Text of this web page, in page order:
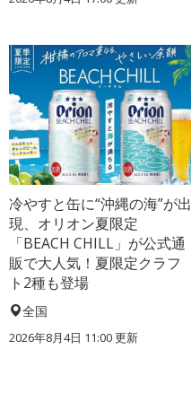
冷やすと缶に“沖縄の海”が出
現、オリオン夏限定
「BEACH CHILL」が公式通
販で大人気！夏限定クラフ
ト2種も登場
全国
2026年8月4日 11:00更新